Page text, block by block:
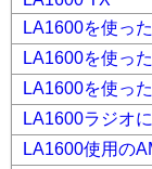
LA1600を使っ
LA1600を使っ
LA1600を使っ
LA1600ラジオ
LA1600使用の